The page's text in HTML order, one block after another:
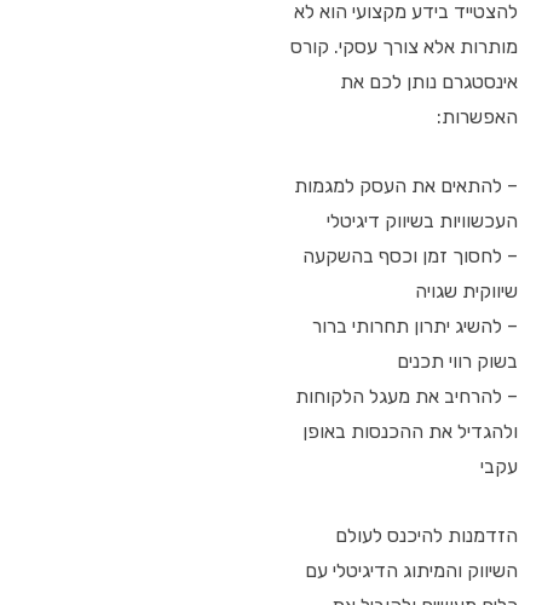
להצטייד בידע מקצועי הוא לא
מותרות אלא צורך עסקי. קורס
אינסטגרם נותן לכם את
האפשרות:
– להתאים את העסק למגמות
העכשוויות בשיווק דיגיטלי
– לחסוך זמן וכסף בהשקעה
שיווקית שגויה
– להשיג יתרון תחרותי ברור
בשוק רווי תכנים
– להרחיב את מעגל הלקוחות
ולהגדיל את ההכנסות באופן
עקבי
הזדמנות להיכנס לעולם
השיווק והמיתוג הדיגיטלי עם